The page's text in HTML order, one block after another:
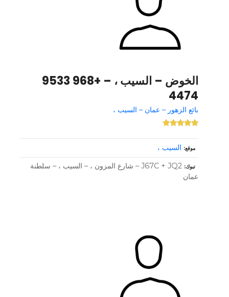
الخوض – السيب ، – +968 9533
4474
بائع الزهور – عمان – السيب ،
موقع السيب ،
تبوك
J67C + JQ2 – شارع المزون ، – السيب ، – سلطنة
عمان